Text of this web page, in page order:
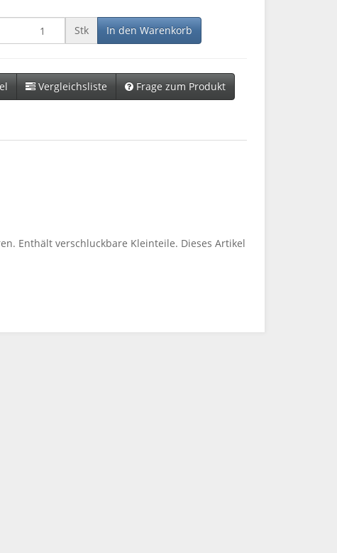
Stk In den Warenkorb
Vergleichsliste Frage zum Produkt
Enthält verschluckbare Kleinteile. Dieses Artikel